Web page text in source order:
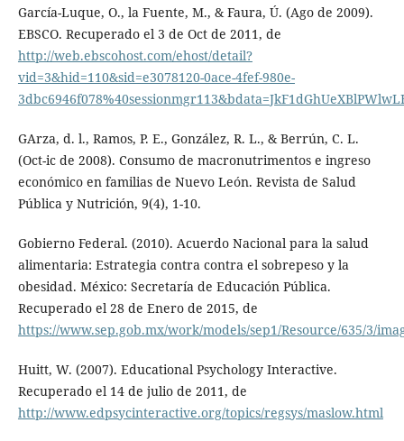
García-Luque, O., la Fuente, M., & Faura, Ú. (Ago de 2009).
EBSCO. Recuperado el 3 de Oct de 2011, de
http://web.ebscohost.com/ehost/detail?
vid=3&hid=110&sid=e3078120-0ace-4fef-980e-
GArza, d. l., Ramos, P. E., González, R. L., & Berrún, C. L.
(Oct-ic de 2008). Consumo de macronutrimentos e ingreso
económico en familias de Nuevo León. Revista de Salud
Pública y Nutrición, 9(4), 1-10.
Gobierno Federal. (2010). Acuerdo Nacional para la salud
alimentaria: Estrategia contra contra el sobrepeso y la
obesidad. México: Secretaría de Educación Pública.
Recuperado el 28 de Enero de 2015, de
https://www.sep.gob.mx/work/models/sep1/Resource/635/3/
Huitt, W. (2007). Educational Psychology Interactive.
Recuperado el 14 de julio de 2011, de
http://www.edpsycinteractive.org/topics/regsys/maslow.html